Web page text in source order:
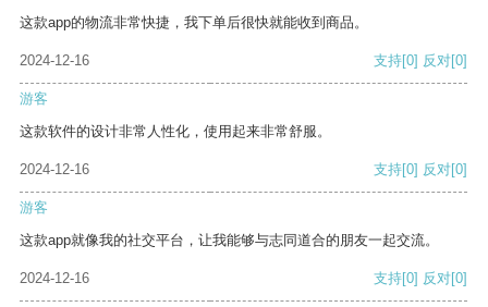
这款app的物流非常快捷，我下单后很快就能收到商品。
2024-12-16 支持[0] 反对[0]
游客
这款软件的设计非常人性化，使用起来非常舒服。
2024-12-16 支持[0] 反对[0]
游客
这款app就像我的社交平台，让我能够与志同道合的朋友一起交流。
2024-12-16 支持[0] 反对[0]